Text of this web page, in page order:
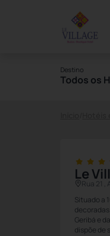
Destino
Todos os
Le
Rua 21
Situado a
decoradas
Geribá e
dispõe de